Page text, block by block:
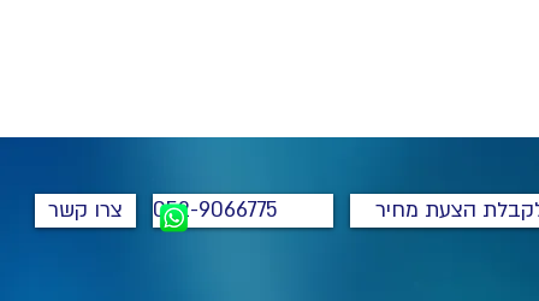
צרו קשר 052-9066775 הצעת מחיר